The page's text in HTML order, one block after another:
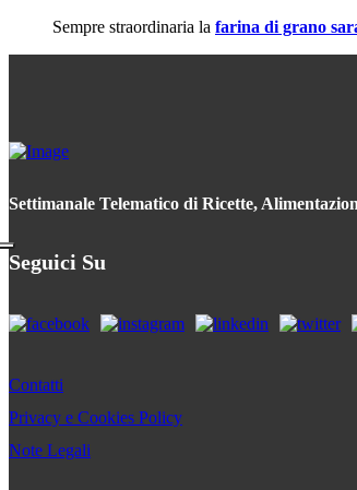
Sempre straordinaria la farina di grano
Settimanale Telematico di Ricette,
Seguici Su
Contatti
Privacy e Cookies Policy
Note Legali